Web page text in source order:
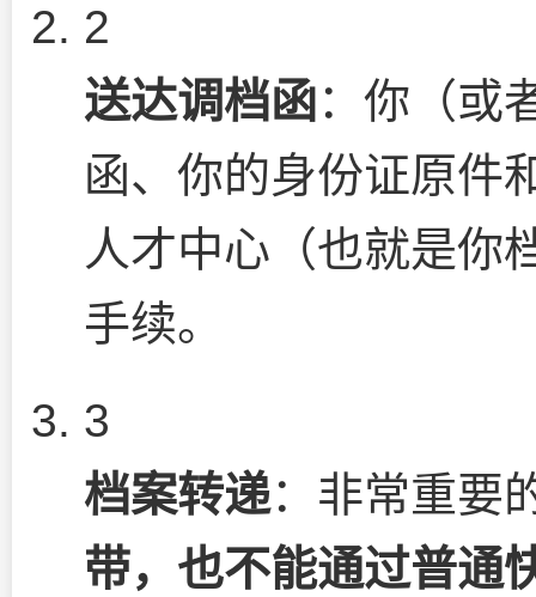
2
送达调档函：你（或
函、你的身份证原件
人才中心（也就是你
手续。
3
档案转递：非常重要
带，也不能通过普通